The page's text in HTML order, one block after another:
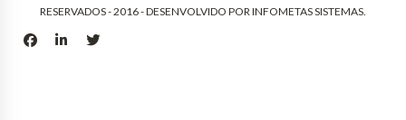
RESERVADOS - 2016 - DESENVOLVIDO POR INFOMETAS SISTEMAS